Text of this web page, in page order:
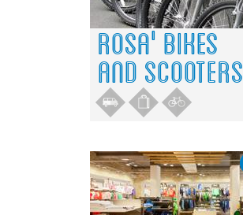
ROSA' BIKES
AND SCOOTERS